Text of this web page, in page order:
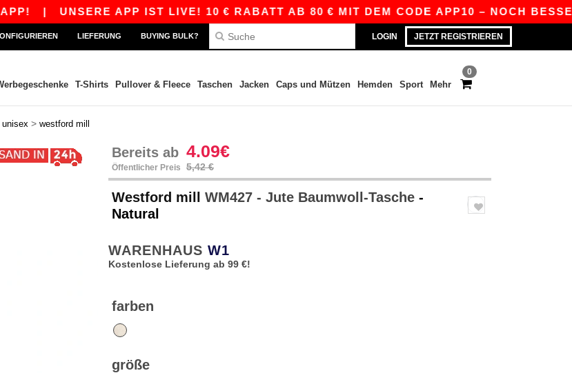
| UNSERE APP IST LIVE! 10 € RABATT AB 80 € MIT DEM CODE APP10 – NOCH BESSERE
LOGIN JETZT REGISTRIEREN
LIEFERUNG BUYING BULK?
0
T-Shirts Pullover & Fleece Taschen Jacken Caps und Mützen Hemden Sport Mehr
unisex > westford mill
Bereits ab 4.09€
Öffentlicher Preis 5,42 €
Westford mill WM427 - Jute Baumwoll-Tasche -
Natural
WARENHAUS W1
Kostenlose Lieferung ab 99 €!
farben
größe